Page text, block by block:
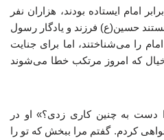
امام ایستاده بودند، هزاران نفر
حسین(ع) فرزند و یادگار رسول
را می‌شناختند، اما برای جنایت
خیال که امروز مرتکب خطا می‌شوند
دست به چنین کاری زدی؟» او در
کردم. گفتم مرا ببخش که تو را